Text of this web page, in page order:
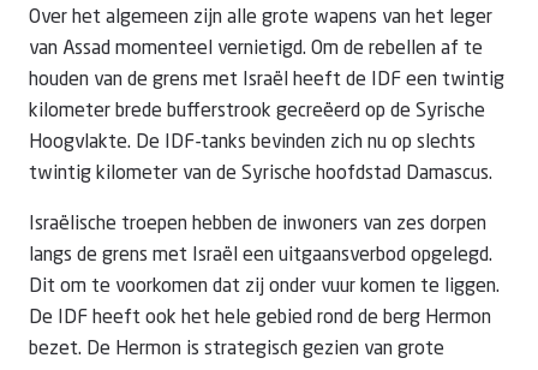
Over het algemeen zijn alle grote wapens van het leger
van Assad momenteel vernietigd. Om de rebellen af te
houden van de grens met Israël heeft de IDF een twintig
kilometer brede bufferstrook gecreëerd op de Syrische
Hoogvlakte. De IDF-tanks bevinden zich nu op slechts
twintig kilometer van de Syrische hoofdstad Damascus.
Israëlische troepen hebben de inwoners van zes dorpen
langs de grens met Israël een uitgaansverbod opgelegd.
Dit om te voorkomen dat zij onder vuur komen te liggen.
De IDF heeft ook het hele gebied rond de berg Hermon
bezet. De Hermon is strategisch gezien van grote